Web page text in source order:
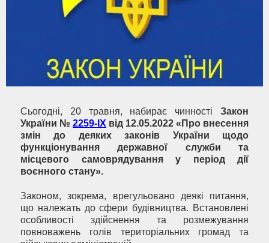
Сьогодні, 20 травня, набирає чинності Закон
України № 2259-IX від 12.05.2022 «Про внесення
змін до деяких законів України щодо
функціонування державної служби та
місцевого самоврядування у період дії
воєнного стану».
Законом, зокрема, врегульовано деякі питання,
що належать до сфери будівництва. Встановлені
особливості здійснення та розмежування
повноважень голів територіальних громад та